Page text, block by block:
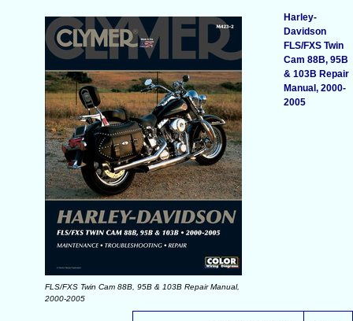
FLS/FXS Twin Cam 88B, 95B & 103B Repair Manual,
2000-2005
Harley-
Davidson
FLS/FXS Twin
Cam 88B, 95B
& 103B Repair
Manual, 2000-
2005